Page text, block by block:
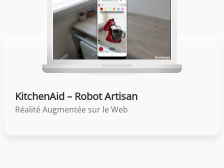
KitchenAid – Robot Artisan
Réalité Augmentée sur le Web